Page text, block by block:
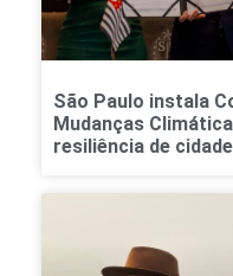
São Paulo instala
Mudanças
resiliência de